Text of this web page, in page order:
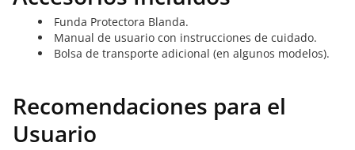
Funda Protectora Blanda.
Manual de usuario con instrucciones de cuidado.
Bolsa de transporte adicional (en algunos modelos).
Recomendaciones para el
Usuario